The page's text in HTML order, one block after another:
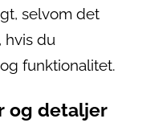
selvom det
hvis du
funktionalitet.
og detaljer